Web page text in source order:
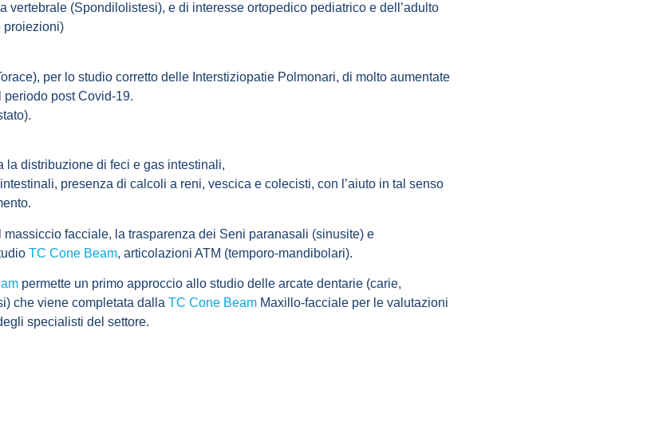
vertebrale (Spondilolistesi), e di interesse ortopedico pediatrico e dell’adulto
proiezioni)
, per lo studio corretto delle Interstiziopatie Polmonari, di molto aumentate
post Covid-19.
la distribuzione di feci e gas intestinali,
presenza di calcoli a reni, vescica e colecisti, con l’aiuto in tal senso
massiccio facciale, la trasparenza dei Seni paranasali (sinusite) e
TC Cone Beam, articolazioni ATM (temporo-mandibolari).
permette un primo approccio allo studio delle arcate dentarie (carie,
che viene completata dalla TC Cone Beam Maxillo-facciale per le valutazioni
specialisti del settore.